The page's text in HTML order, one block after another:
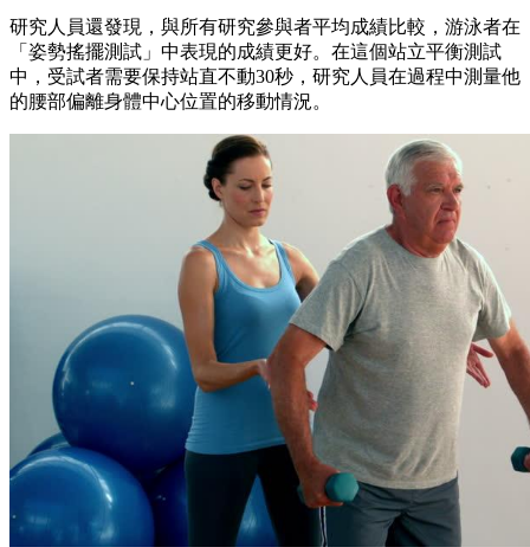
研究人員還發現，與所有研究參與者平均成績比較，游泳者在
「姿勢搖擺測試」中表現的成績更好。在這個站立平衡測試
中，受試者需要保持站直不動30秒，研究人員在過程中測量他
的腰部偏離身體中心位置的移動情況。